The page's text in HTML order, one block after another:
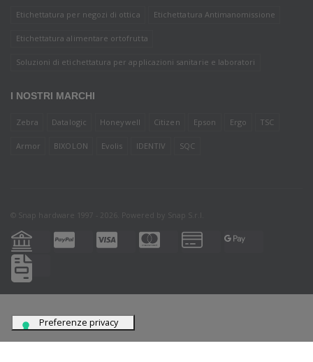
Etichettatura per negozi di ottica Etichettatura Antimanomissione
Etichettatura alimentare ortofrutta
Soluzioni di etichettatura per applicazioni sanitarie e laboratori
I NOSTRI MARCHI
Zebra Datalogic Honeywell Citizen Epson Ergo TSC
Armor BIXOLON Evolis IDENTIV SQC
© Snap hardware 1997 - 2026. Powered by Snap S.r.l.